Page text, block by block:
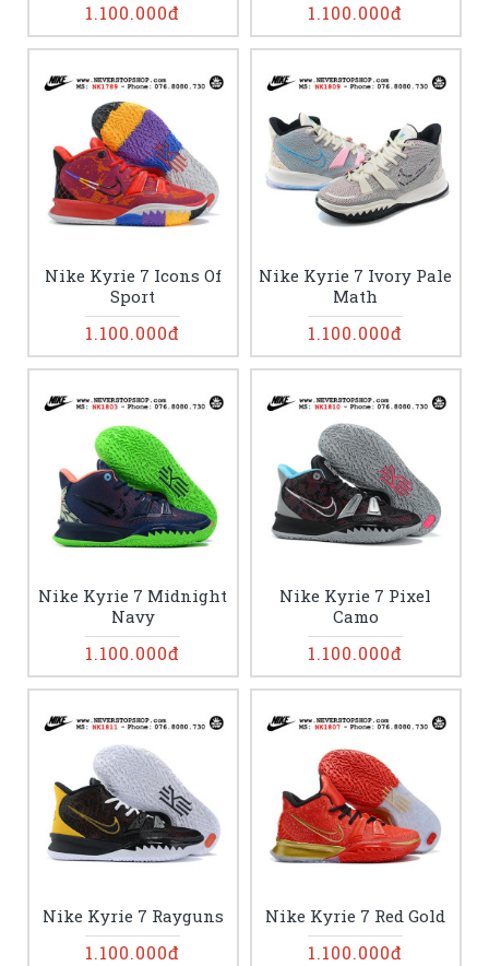
1.100.000đ 1.100.000đ
Nike Kyrie 7 Icons Of
Sport
1.100.000đ
Nike Kyrie 7 Ivory Pale
Math
1.100.000đ
Nike Kyrie 7 Midnight
Navy
1.100.000đ
Nike Kyrie 7 Pixel
Camo
1.100.000đ
Nike Kyrie 7 Rayguns
1.100.000đ
Nike Kyrie 7 Red Gold
1.100.000đ